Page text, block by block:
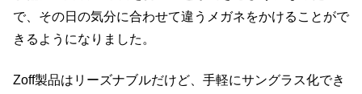
で、その日の気分に合わせて違うメガネをかけることがで
きるようになりました。
Zoff製品はリーズナブルだけど、手軽にサングラス化でき